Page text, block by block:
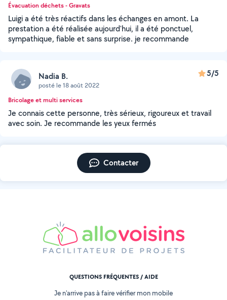
Évacuation déchets - Gravats
Luigi a été très réactifs dans les échanges en amont. La
prestation a été réalisée aujourd'hui, il a été ponctuel,
sympathique, fiable et sans surprise. je recommande
Nadia B.
posté le 18 août 2022
5/5
Bricolage et multi services
Je connais cette personne, très sérieux, rigoureux et travail
avec soin. Je recommande les yeux fermés
Contacter
QUESTIONS FRÉQUENTES / AIDE
Je n'arrive pas à faire vérifier mon mobile